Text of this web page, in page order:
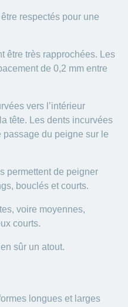
respectés pour une
être très rapprochées. Les
de 0,2 mm entre
vers l’intérieur
tête. Les dents incurvées
passage du peigne sur le
permettent de peigner
bouclés et courts.
voire moyennes,
courts.
sûr un atout.
longues et larges